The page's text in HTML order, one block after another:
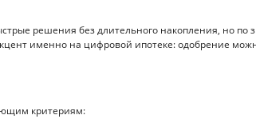
решения без длительного накопления, но по
именно на цифровой ипотеке: одобрение
критериям: